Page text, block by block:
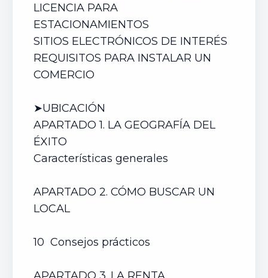
LICENCIA PARA
ESTACIONAMIENTOS
SITIOS ELECTRÓNICOS DE INTERÉS
REQUISITOS PARA INSTALAR UN
COMERCIO
➤UBICACIÓN
APARTADO 1. LA GEOGRAFÍA DEL
ÉXITO
Características generales
APARTADO 2. CÓMO BUSCAR UN
LOCAL
10 Consejos prácticos